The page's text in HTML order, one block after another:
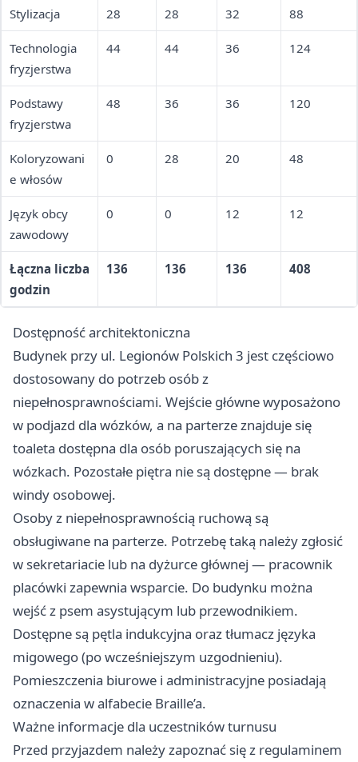
Stylizacja 28 28 32 88
Technologia
fryzjerstwa
44 44 36 124
Podstawy
fryzjerstwa
48 36 36 120
Koloryzowani
e włosów
0 28 20 48
Język obcy
zawodowy
0 0 12 12
Łączna liczba
godzin
136 136 136 408
Dostępność architektoniczna
Budynek przy ul. Legionów Polskich 3 jest częściowo
dostosowany do potrzeb osób z
niepełnosprawnościami. Wejście główne wyposażono
w podjazd dla wózków, a na parterze znajduje się
toaleta dostępna dla osób poruszających się na
wózkach. Pozostałe piętra nie są dostępne — brak
windy osobowej.
Osoby z niepełnosprawnością ruchową są
obsługiwane na parterze. Potrzebę taką należy zgłosić
w sekretariacie lub na dyżurce głównej — pracownik
placówki zapewnia wsparcie. Do budynku można
wejść z psem asystującym lub przewodnikiem.
Dostępne są pętla indukcyjna oraz tłumacz języka
migowego (po wcześniejszym uzgodnieniu).
Pomieszczenia biurowe i administracyjne posiadają
oznaczenia w alfabecie Braille’a.
Ważne informacje dla uczestników turnusu
Przed przyjazdem należy zapoznać się z regulaminem